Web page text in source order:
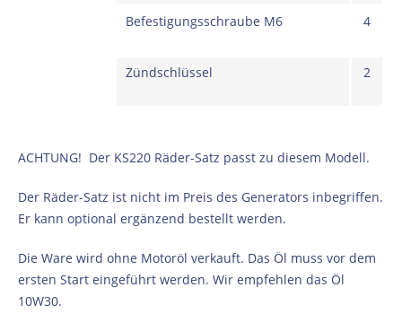
Befestigungsschraube M6 4
Zündschlüssel 2
ACHTUNG! Der KS220 Räder-Satz passt zu diesem Modell.
Der Räder-Satz ist nicht im Preis des Generators inbegriffen.
Er kann optional ergänzend bestellt werden.
Die Ware wird ohne Motoröl verkauft. Das Öl muss vor dem
ersten Start eingeführt werden. Wir empfehlen das Öl
10W30.